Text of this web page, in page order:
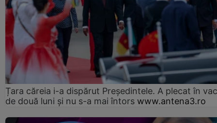
Țara căreia i-a dispărut Președintele. A plecat în
de două luni și nu s-a mai întors www.antena3.ro